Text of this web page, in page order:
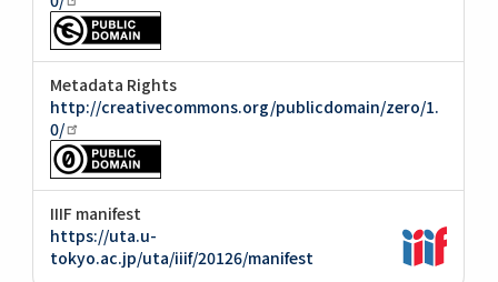
Metadata Rights
http://creativecommons.org/publicdomain/zero/1.
0/
IIIF manifest
https://uta.u-
tokyo.ac.jp/uta/iiif/20126/manifest